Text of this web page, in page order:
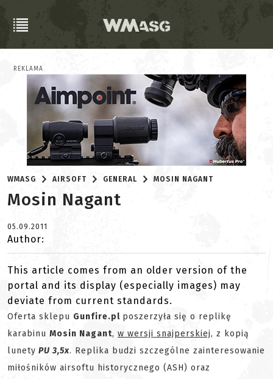
REKLAMA
WMASG AIRSOFT GENERAL MOSIN NAGANT
Mosin Nagant
05.09.2011
Author:
This article comes from an older version of the
portal and its display (especially images) may
deviate from current standards.
Oferta sklepu Gunfire.pl poszerzyła się o replikę
karabinu Mosin Nagant, w wersji snajperskiej, z kopią
lunety PU 3,5x. Replika budzi szczególne zainteresowanie
miłośników airsoftu historycznego (ASH) oraz